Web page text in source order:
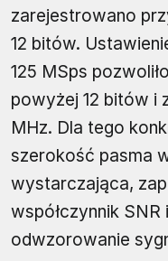
zarejestrowano
12 bitów.
125 MSps
powyżej 12 bitów i
MHz. Dla tego
szerokość pasma
wystarczająca,
współczynnik
odwzorowanie